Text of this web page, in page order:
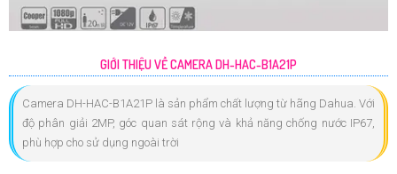
GIỚI THIỆU VỀ CAMERA DH-HAC-B1A21P
Camera DH-HAC-B1A21P là sản phẩm chất lượng từ hãng Dahua. Với
độ phân giải 2MP, góc quan sát rộng và khả năng chống nước IP67,
phù hợp cho sử dụng ngoài trời